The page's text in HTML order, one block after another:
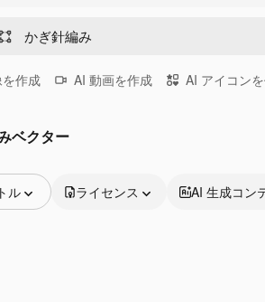
作成 AI 動画を作成 AI アイコン
ベクター
ル ライセンス AI 生成コン